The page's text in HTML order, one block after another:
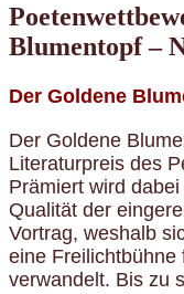
Blumentopf –
Der Goldene
Der Goldene
Literaturpreis des
Prämiert wird
Qualität der
Vortrag, weshalb
eine Freilichtbühne
verwandelt. Bis zu